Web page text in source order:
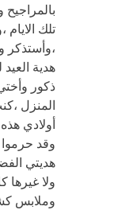
تلك الايام
هدية
ذكور
المنزل
أولادي
وقد حرموا
هديتي
ولا غيرها
وملابس